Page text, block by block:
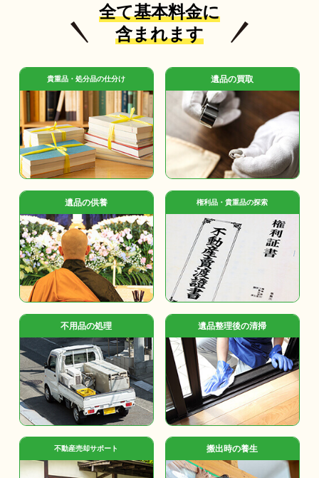
全て基本料金に
含まれます
貴重品・処分品の仕分け 遺品の買取
遺品の供養 権利品・貴重品の探索
不用品の処理 遺品整理後の清掃
不動産売却サポート 搬出時の養生